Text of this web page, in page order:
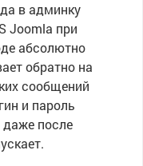
в админку
Joomla при
абсолютно
обратно на
сообщений
и пароль
даже после